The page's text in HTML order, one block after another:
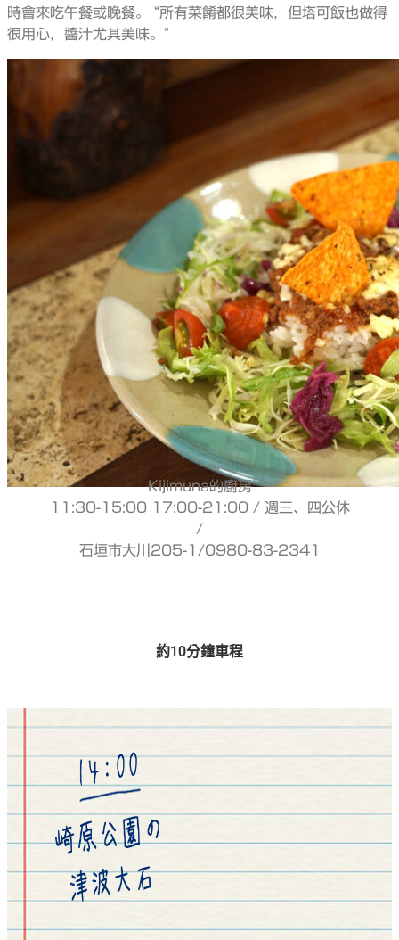
時會來吃午餐或晚餐。 “所有菜餚都很美味，但塔可飯也做得
很用心，醬汁尤其美味。”
Kijimuna的廚房
11:30-15:00 17:00-21:00 / 週三、四公休
/
石垣市大川205-1 /0980-83-2341
約10分鐘車程